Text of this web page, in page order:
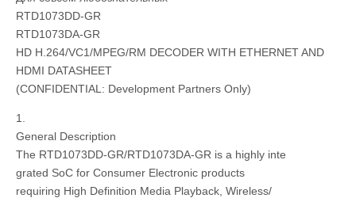
RTD1073DD-GR
RTD1073DA-GR
HD H.264/VC1/MPEG/RM DECODER WITH ETHERNET AND
HDMI DATASHEET
(CONFIDENTIAL: Development Partners Only)
1.
General Description
The RTD1073DD-GR/RTD1073DA-GR is a highly inte
grated SoC for Consumer Electronic products
requiring High Definition Media Playback, Wireless/